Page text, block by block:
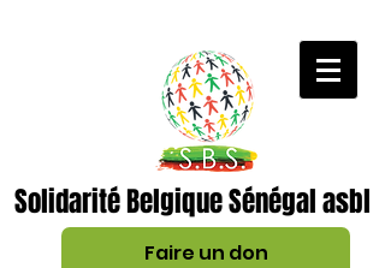
Solidarité Belgique Sénégal asbl
Faire un don